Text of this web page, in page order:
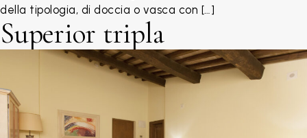
della tipologia, di doccia o vasca con […]
Superior tripla